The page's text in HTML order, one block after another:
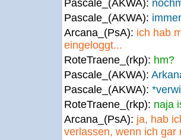
Pascale_(AKWA):
Pascale_(AKWA):
Arcana_(PsA): ich hab
eingeloggt...
RoteTraene_(rkp): hm?
Pascale_(AKWA):
Pascale_(AKWA):
RoteTraene_(rkp): naja
Arcana_(PsA): ja, hab
verlassen, wenn ich gar